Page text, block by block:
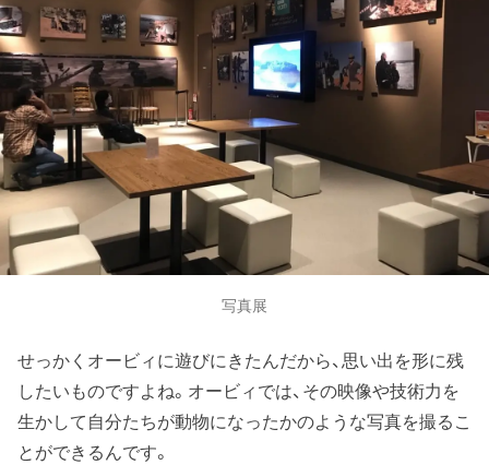
写真展
せっかくオービィに遊びにきたんだから、思い出を形に残
したいものですよね。オービィでは、その映像や技術力を
生かして自分たちが動物になったかのような写真を撮るこ
とができるんです。